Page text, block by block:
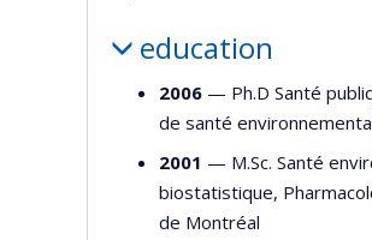
education
2006 — Ph.D Santé
de santé
2001 — M.Sc. Santé
biostatistique,
de Montréal